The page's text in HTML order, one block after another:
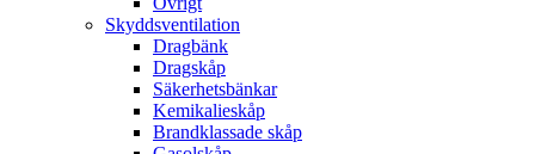
Skyddsventilation
Dragbänk
Dragskåp
Säkerhetsbänkar
Kemikalieskåp
Brandklassade skåp